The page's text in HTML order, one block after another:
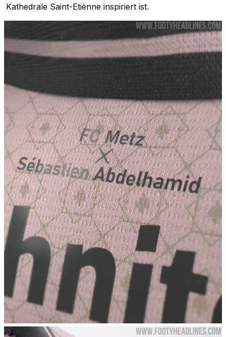
Kathedrale Saint-Etiènne inspiriert ist.